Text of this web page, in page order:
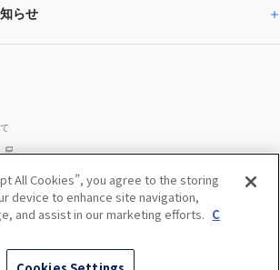
レポートライブラリー
企業スポーツ
『魔改造の夜』特設サイト
期間従業員採用
らせ
レスキュ
リコール情報
る重要な
SUBARUのロゴ・標章を不正使用
した模倣品にご注意ください
All Cookies”, you agree to the storing
device to enhance site navigation,
and assist in our marketing efforts. C